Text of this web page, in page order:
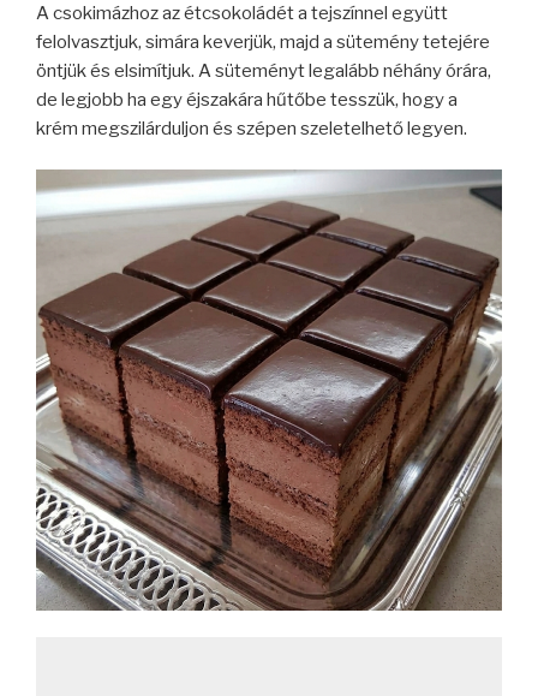
A csokimázhoz az étcsokoládét a tejszínnel együtt
felolvasztjuk, simára keverjük, majd a sütemény tetejére
öntjük és elsimítjuk. A süteményt legalább néhány órára,
de legjobb ha egy éjszakára hűtőbe tesszük, hogy a
krém megszilárduljon és szépen szeletelhető legyen.